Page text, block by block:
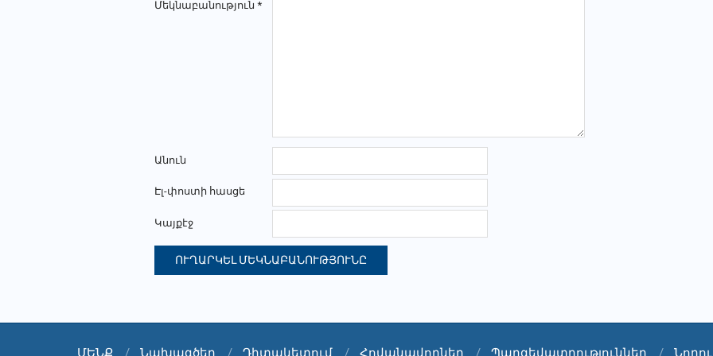
Մեկնաբանություն*
Անուն
Էլ-փոստի հասցե
Կայքէջ
ՄԵՆՔ Նախագծեր Դիտակետում Հովանավորներ Պարգեվատրություններ